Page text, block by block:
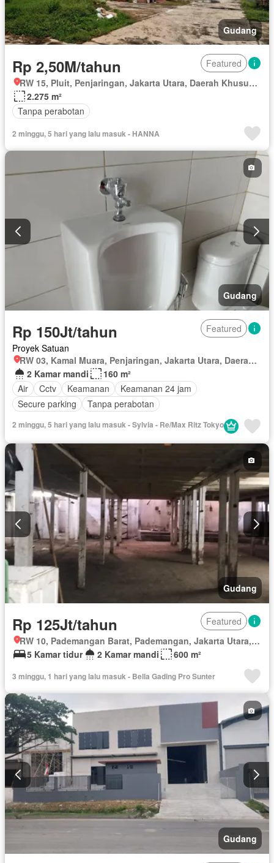
Gudang
Rp 2,50M/tahun
Featured
RW 15, Pluit, Penjaringan, Jakarta Utara, Daerah Khusus Ibukota Jakarta
2.275 m²
Tanpa perabotan
2 minggu, 5 hari yang lalu masuk - HANNA
Gudang
Rp 150Jt/tahun
Featured
Proyek Satuan
RW 03, Kamal Muara, Penjaringan, Jakarta Utara, Daerah Khusus Ibukota Jakarta
2 Kamar mandi
160 m²
Air
Cctv Keamanan
Keamanan 24 jam
Secure parking
Tanpa perabotan
2 minggu, 5 hari yang lalu masuk - Sylvia - Re/Max Ritz Tokyo
Gudang
Rp 125Jt/tahun
Featured
RW 10, Pademangan Barat, Pademangan, Jakarta Utara, Daerah Khusus Ibukota Jakarta
5 Kamar tidur
2 Kamar mandi 600 m²
3 minggu, 1 hari yang lalu masuk - Bella Gading Pro Sunter
Gudang